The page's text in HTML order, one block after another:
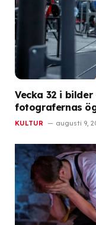
Vecka 32 i
fotografernas
KULTUR augusti 9,